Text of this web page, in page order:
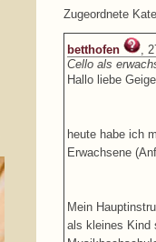
Zugeordnete
betthofen
,
Cello als
Hallo liebe
heute habe ich
Erwachsene
Mein
als kleines Kind